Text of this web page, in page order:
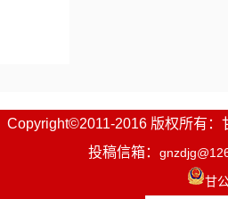
Copyright©2011-2016 版权所有：
投稿信箱：
甘